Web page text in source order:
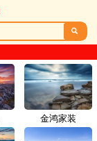

金鸿家装